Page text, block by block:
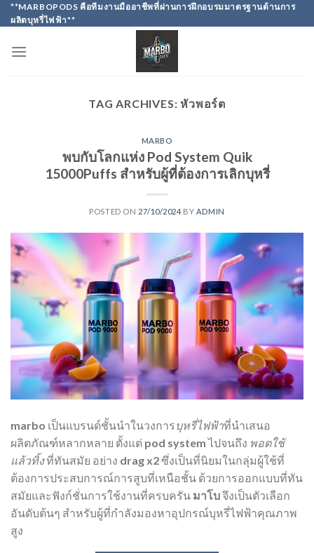
Skip
to
**MARBOPODS คือทีมงานมืออาชีพที่ผ่านการฝึกอบรมมาตรฐานด้านการ
ผลิตบุหรี่ไฟฟ้า**
TAG ARCHIVES: หัวพอร์ต
MARBO
พบกับโลกแห่ง Pod System Quik
15000Puffs สำหรับผู้ที่ต้องการเลิกบุหรี่
POSTED ON 27/10/2024 BY ADMIN
marbo เป็นแบรนด์ชั้นนำในวงการบุหรี่ไฟฟ้าที่นำเสนอ
ผลิตภัณฑ์หลากหลาย ตั้งแต่ pod systemไปจนถึง พอตใช้
แล้วทิ้งที่ทันสมัย อย่าง drag x2ซึ่งเป็นที่นิยมในกลุ่มผู้ใช้ที่
ต้องการประสบการณ์การสูบที่เหนือชั้น ด้วยการออกแบบที่ทัน
สมัยและฟังก์ชั่นการใช้งานที่ครบครัน มาโบจึงเป็นตัวเลือก
อันดับต้นๆ สำหรับผู้ที่กำลังมองหาอุปกรณ์บุหรี่ไฟฟ้าคุณภาพ
สูง